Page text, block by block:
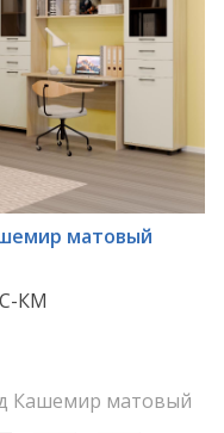
матовый
КМ
Кашемир матовый